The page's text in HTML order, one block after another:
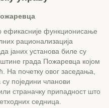
ефикасније функционисање
рационализација
јаних установа биле су
града Пожаревца којом
На почетку овог заседања,
поједини чланови
страначку припадност што
седница.